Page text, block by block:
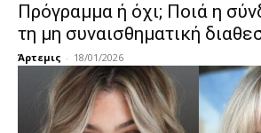
Πρόγραμμα ή όχι; Ποιά η
τη μη συναισθηματική
Άρτεμις - 18/01/2026